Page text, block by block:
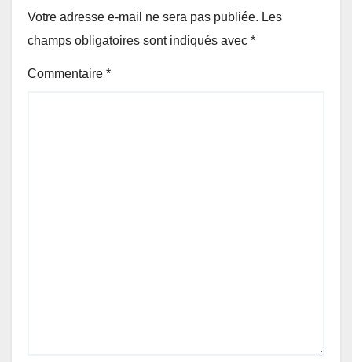
Votre adresse e-mail ne sera pas publiée. Les
champs obligatoires sont indiqués avec *
Commentaire *